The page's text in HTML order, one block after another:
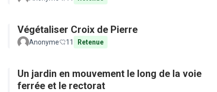
Végétaliser Croix de Pierre
Anonyme 11 Retenue
Un jardin en mouvement le long de la voie
ferrée et le rectorat